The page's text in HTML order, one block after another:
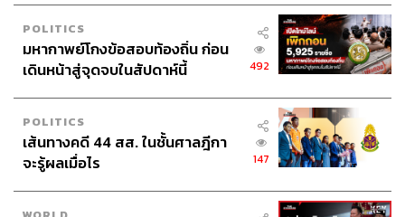
POLITICS
มหากาพย์โกงข้อสอบท้องถิ่น ก่อน
เดินหน้าสู่จุดจบในสัปดาห์นี้
492
POLITICS
เส้นทางคดี 44 สส. ในชั้นศาลฎีกา
จะรู้ผลเมื่อไร
147